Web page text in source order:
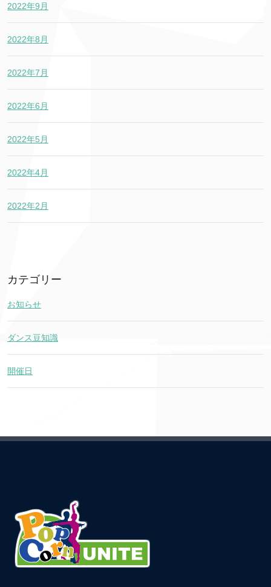
2022年9月
2022年8月
2022年7月
2022年6月
2022年5月
2022年4月
2022年2月
カテゴリー
お知らせ
ダンス豆知識
開催日